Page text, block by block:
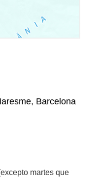
Barcelona
martes que